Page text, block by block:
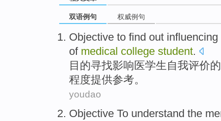
双语例句 权威例句
Objective to find out influencing
of medical college student.
目的寻找影响 医学生自我评价的
程度提供参考。
youdao
Objective To understand the